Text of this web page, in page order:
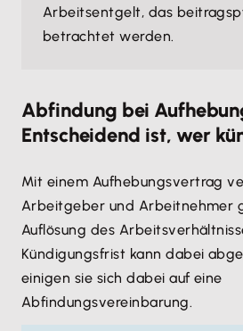
Arbeitsentgelt, das
betrachtet werden.
Abfindung bei
Entscheidend ist, wer
Mit einem Aufhebungsvertrag
Arbeitgeber und Arbeitnehmer
Auflösung des
Kündigungsfrist kann dabei
einigen sie sich dabei auf eine
Abfindungsvereinbarung.